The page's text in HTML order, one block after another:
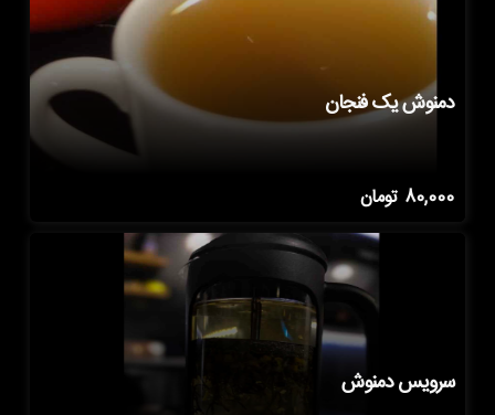
دمنوش یک فنجان
80,000 تومان
سرویس دمنوش